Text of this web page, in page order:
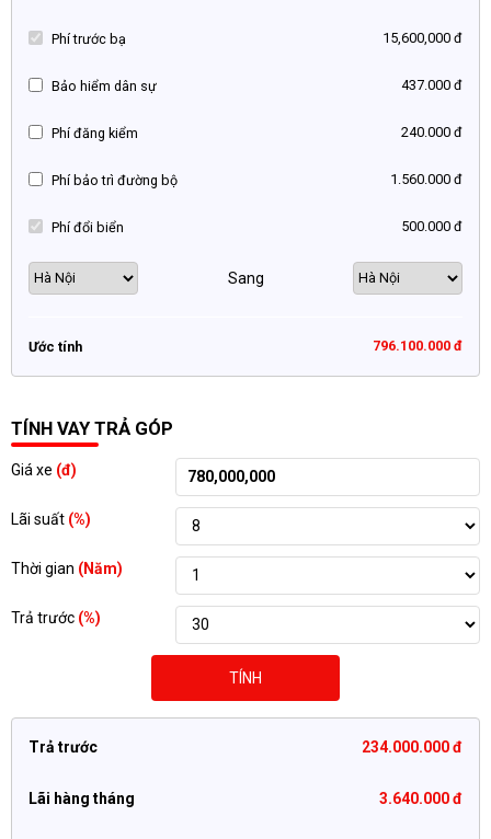
Phí trước bạ 15,600,000 đ
Bảo hiểm dân sự 437.000 đ
Phí đăng kiểm 240.000 đ
Phí bảo trì đường bộ 1.560.000 đ
Phí đổi biển 500.000 đ
Sang
Ước tính 796.100.000 đ
TÍNH VAY TRẢ GÓP
Giá xe (đ)
Lãi suất (%)
Thời gian (Năm)
Trả trước (%)
TÍNH
Trả trước 234.000.000 đ
Lãi hàng tháng 3.640.000 đ